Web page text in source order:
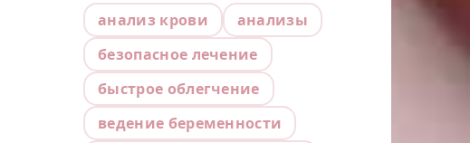
анализ крови
анализы
безопасное лечение
быстрое облегчение
ведение беременности